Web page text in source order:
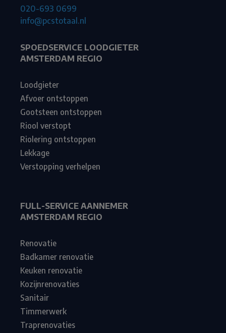
020-693 0699
info@pcstotaal.nl
SPOEDSERVICE LOODGIETER
AMSTERDAM REGIO
Loodgieter
Afvoer ontstoppen
Gootsteen ontstoppen
Riool verstopt
Riolering ontstoppen
Lekkage
Verstopping verhelpen
FULL-SERVICE AANNEMER
AMSTERDAM REGIO
Renovatie
Badkamer renovatie
Keuken renovatie
Kozijnrenovaties
Sanitair
Timmerwerk
Traprenovaties